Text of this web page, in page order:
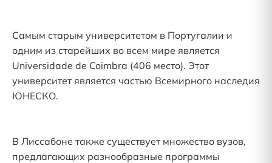
Самым старым университетом в Португалии и
одним из старейших во всем мире является
Universidade de Coimbra (406 место). Этот
университет является частью Всемирного наследия
ЮНЕСКО.
В Лиссабоне также существует множество вузов,
предлагающих разнообразные программы